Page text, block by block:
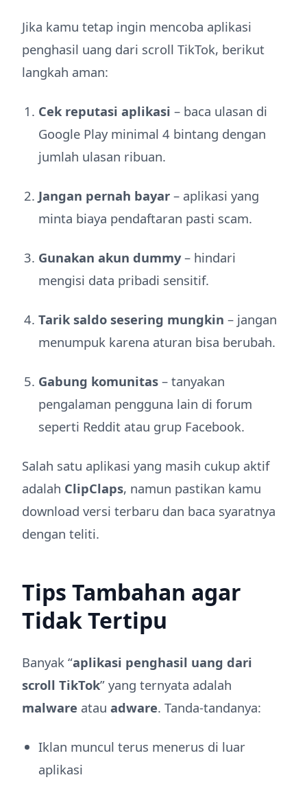
Jika kamu tetap ingin mencoba aplikasi
penghasil uang dari scroll TikTok, berikut
langkah aman:
Cek reputasi aplikasi – baca ulasan di
Google Play minimal 4 bintang dengan
jumlah ulasan ribuan.
Jangan pernah bayar – aplikasi yang
minta biaya pendaftaran pasti scam.
Gunakan akun dummy– hindari
mengisi data pribadi sensitif.
Tarik saldo sesering mungkin – jangan
menumpuk karena aturan bisa berubah.
Gabung komunitas – tanyakan
pengalaman pengguna lain di forum
seperti Reddit atau grup Facebook.
Salah satu aplikasi yang masih cukup aktif
adalah ClipClaps, namun pastikan kamu
download versi terbaru dan baca syaratnya
dengan teliti.
Tips Tambahan agar
Tidak Tertipu
Banyak “aplikasi penghasil uang dari
scroll TikTok” yang ternyata adalah
malware atau adware. Tanda-tandanya:
Iklan muncul terus menerus di luar
aplikasi